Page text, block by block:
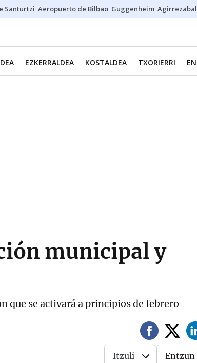
Santurtzi Aeropuerto de Bilbao Guggenheim
EZKERRALDEA KOSTALDEA TXORIERRI
municipal y
que se activará a principios de febrero
Itzuli Entzun